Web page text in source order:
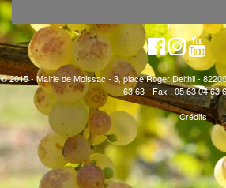
© 2015 - Mairie de Moissac - 3, place Roger Delthil -
63 63 - Fax : 05 63 04 63
Crédits